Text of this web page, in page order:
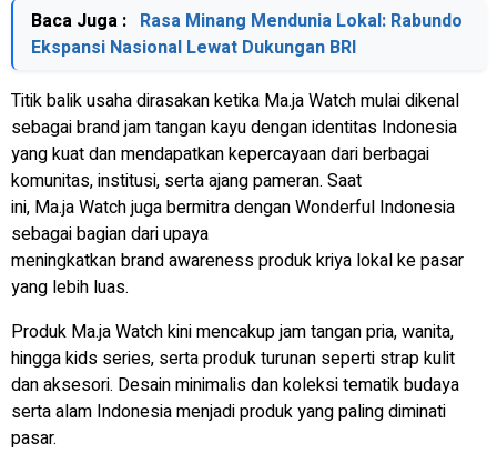
Baca Juga : Rasa Minang Mendunia Lokal: Rabundo
Ekspansi Nasional Lewat Dukungan BRI
Titik balik usaha dirasakan ketika Ma.ja Watch mulai dikenal
sebagai brand jam tangan kayu dengan identitas Indonesia
yang kuat dan mendapatkan kepercayaan dari berbagai
komunitas, institusi, serta ajang pameran. Saat
ini, Ma.ja Watch juga bermitra dengan Wonderful Indonesia
sebagai bagian dari upaya
meningkatkan brand awareness produk kriya lokal ke pasar
yang lebih luas.
Produk Ma.ja Watch kini mencakup jam tangan pria, wanita,
hingga kids series, serta produk turunan seperti strap kulit
dan aksesori. Desain minimalis dan koleksi tematik budaya
serta alam Indonesia menjadi produk yang paling diminati
pasar.